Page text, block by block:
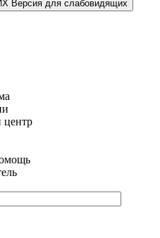
Версия для слабовидящих
центр